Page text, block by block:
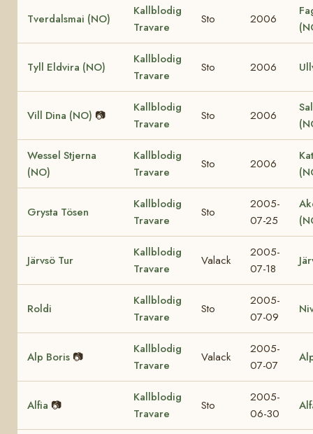
Tverdalsmai (NO)
Kallblodig
Travare
Sto 2006
Tyll Eldvira (NO)
Kallblodig
Travare
Sto 2006
Vill Dina (NO) 📷
Kallblodig
Travare
Sto 2006
Wessel Stjerna
(NO)
Kallblodig
Travare
Sto 2006
Grysta Tösen
Kallblodig
Travare
Sto
2005-
07-25
Järvsö Tur
Kallblodig
Travare
Valack
2005-
07-18
Roldi
Kallblodig
Travare
Sto
2005-
07-09
Alp Boris 📷
Kallblodig
Travare
Valack
2005-
07-07
Alfia 📷
Kallblodig
Travare
Sto
2005-
06-30